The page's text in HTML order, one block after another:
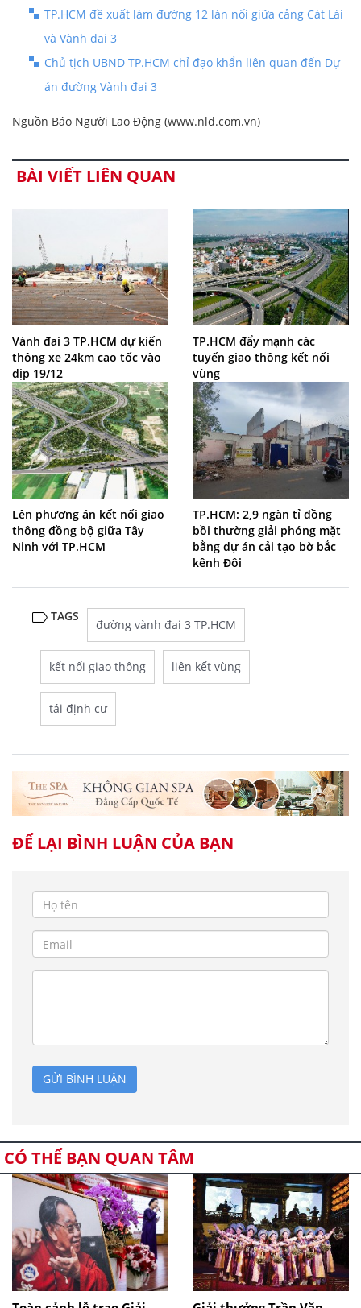
TP.HCM đề xuất làm đường 12 làn nối giữa cảng Cát Lái
và Vành đai 3
Chủ tịch UBND TP.HCM chỉ đạo khẩn liên quan đến Dự
án đường Vành đai 3
Nguồn Báo Người Lao Động (www.nld.com.vn)
BÀI VIẾT LIÊN QUAN
Vành đai 3 TP.HCM dự kiến
thông xe 24km cao tốc vào
dịp 19/12
TP.HCM đẩy mạnh các
tuyến giao thông kết nối
vùng
Lên phương án kết nối giao
thông đồng bộ giữa Tây
Ninh với TP.HCM
TP.HCM: 2,9 ngàn tỉ đồng
bồi thường giải phóng mặt
bằng dự án cải tạo bờ bắc
kênh Đôi
TAGS
đường vành đai 3 TP.HCM
kết nối giao thông liên kết vùng
tái định cư
ĐỂ LẠI BÌNH LUẬN CỦA BẠN
GỬI BÌNH LUẬN
CÓ THỂ BẠN QUAN TÂM